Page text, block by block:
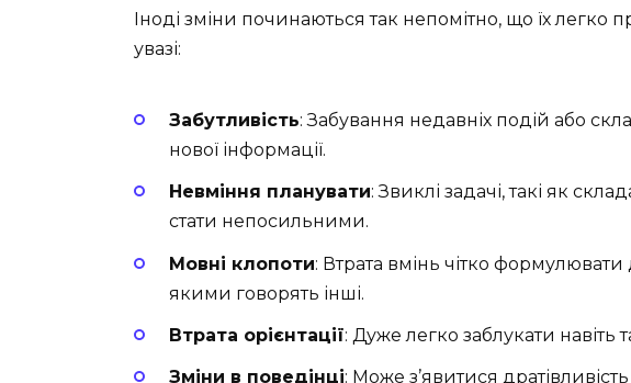
Іноді зміни починаються так непомітно, що їх легко
увазі:
Забутливість: Забування недавніх подій або
нової інформації.
Невміння планувати: Звиклі задачі, такі як
стати непосильними.
Мовні клопоти: Втрата вмінь чітко
якими говорять інші.
Втрата орієнтації: Дуже легко заблукати
Зміни в поведінці: Може з’явитися